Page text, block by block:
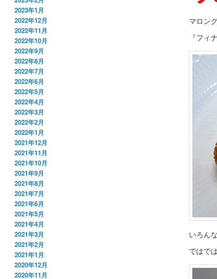
マロン
『フィ
いろん
ではで
2023年1月
2022年12月
2022年11月
2022年10月
2022年9月
2022年8月
2022年7月
2022年6月
2022年5月
2022年4月
2022年3月
2022年2月
2022年1月
2021年12月
2021年11月
2021年10月
2021年9月
2021年8月
2021年7月
2021年6月
2021年5月
2021年4月
2021年3月
2021年2月
2021年1月
2020年12月
2020年11月